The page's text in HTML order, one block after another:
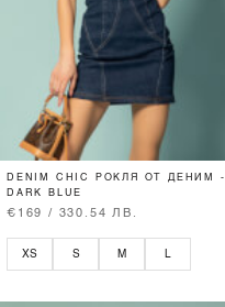
DENIM CHIC РОКЛЯ ОТ ДЕНИМ -
DARK BLUE
€169 / 330.54 ЛВ.
XS S M